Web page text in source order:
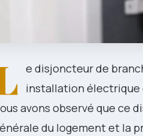
e disjoncteur de
installation électrique
avons observé que ce
du logement et la